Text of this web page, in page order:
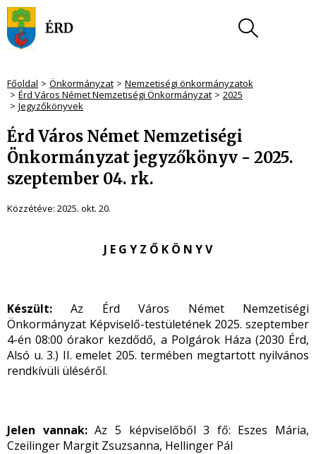
Főoldal Önkormányzat
Nemzetiségi önkormányzatok
Érd Város Német Nemzetiségi Önkormányzat
2025
Jegyzőkönyvek
Érd Város Német Nemzetiségi
Önkormányzat jegyzőkönyv - 2025.
szeptember 04. rk.
Közzétéve: 2025. okt. 20.
J E G Y Z Ő K Ö N Y V
Készült:Az Érd Város Német Nemzetiségi
Önkormányzat Képviselő-testületének 2025. szeptember
4-én 08:00 órakor kezdődő, a Polgárok Háza (2030 Érd,
Alsó u. 3.) II. emelet 205. termében megtartott nyilvános
rendkívüli üléséről.
Jelen vannak:Az 5 képviselőből 3 fő: Eszes Mária,
Czeilinger Margit Zsuzsanna, Hellinger Pál